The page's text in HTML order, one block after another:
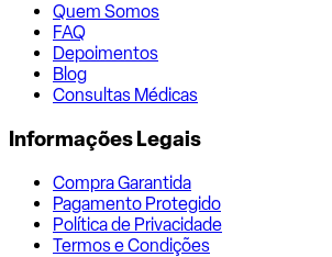
Quem Somos
FAQ
Depoimentos
Blog
Consultas Médicas
Informações Legais
Compra Garantida
Pagamento Protegido
Política de Privacidade
Termos e Condições